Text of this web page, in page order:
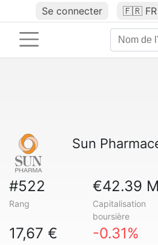
Se connecter 🇫🇷 FR
Sun
#522
Rang
€42.39
Capitalisation
boursière
17,67 € -0.31%